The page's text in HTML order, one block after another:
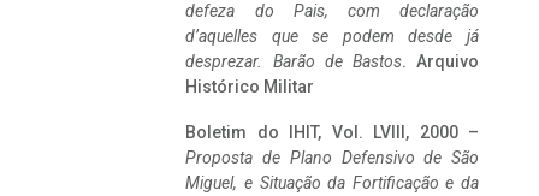
defeza do Pais, com declaração
d’aquelles que se podem desde já
desprezar. Barão de Bastos. Arquivo
Histórico Militar
Boletim do IHIT, Vol. LVIII, 2000 –
Proposta de Plano Defensivo de São
Miguel, e Situação da Fortificação e da